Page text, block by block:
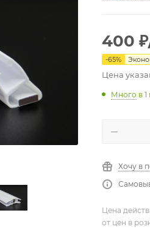
400 ₽
-65%
Цена
Много в
Хочу в
Цена
от цен в